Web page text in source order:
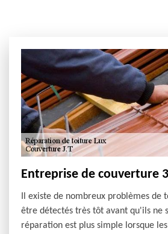
Entreprise de couverture
Il existe de nombreux problèmes de
être détectés très tôt avant qu'ils ne
réparation est plus simple lorsque